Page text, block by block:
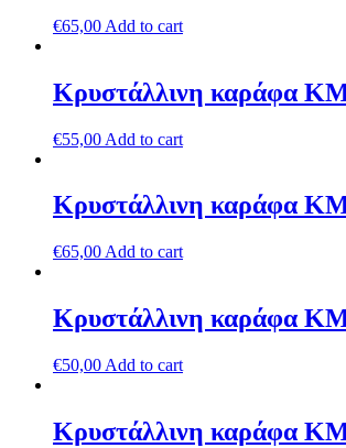
€65,00 Add to cart
Κρυστάλλινη καράφα
€55,00 Add to cart
Κρυστάλλινη καράφα
€65,00 Add to cart
Κρυστάλλινη καράφα
€50,00 Add to cart
Κρυστάλλινη καράφα